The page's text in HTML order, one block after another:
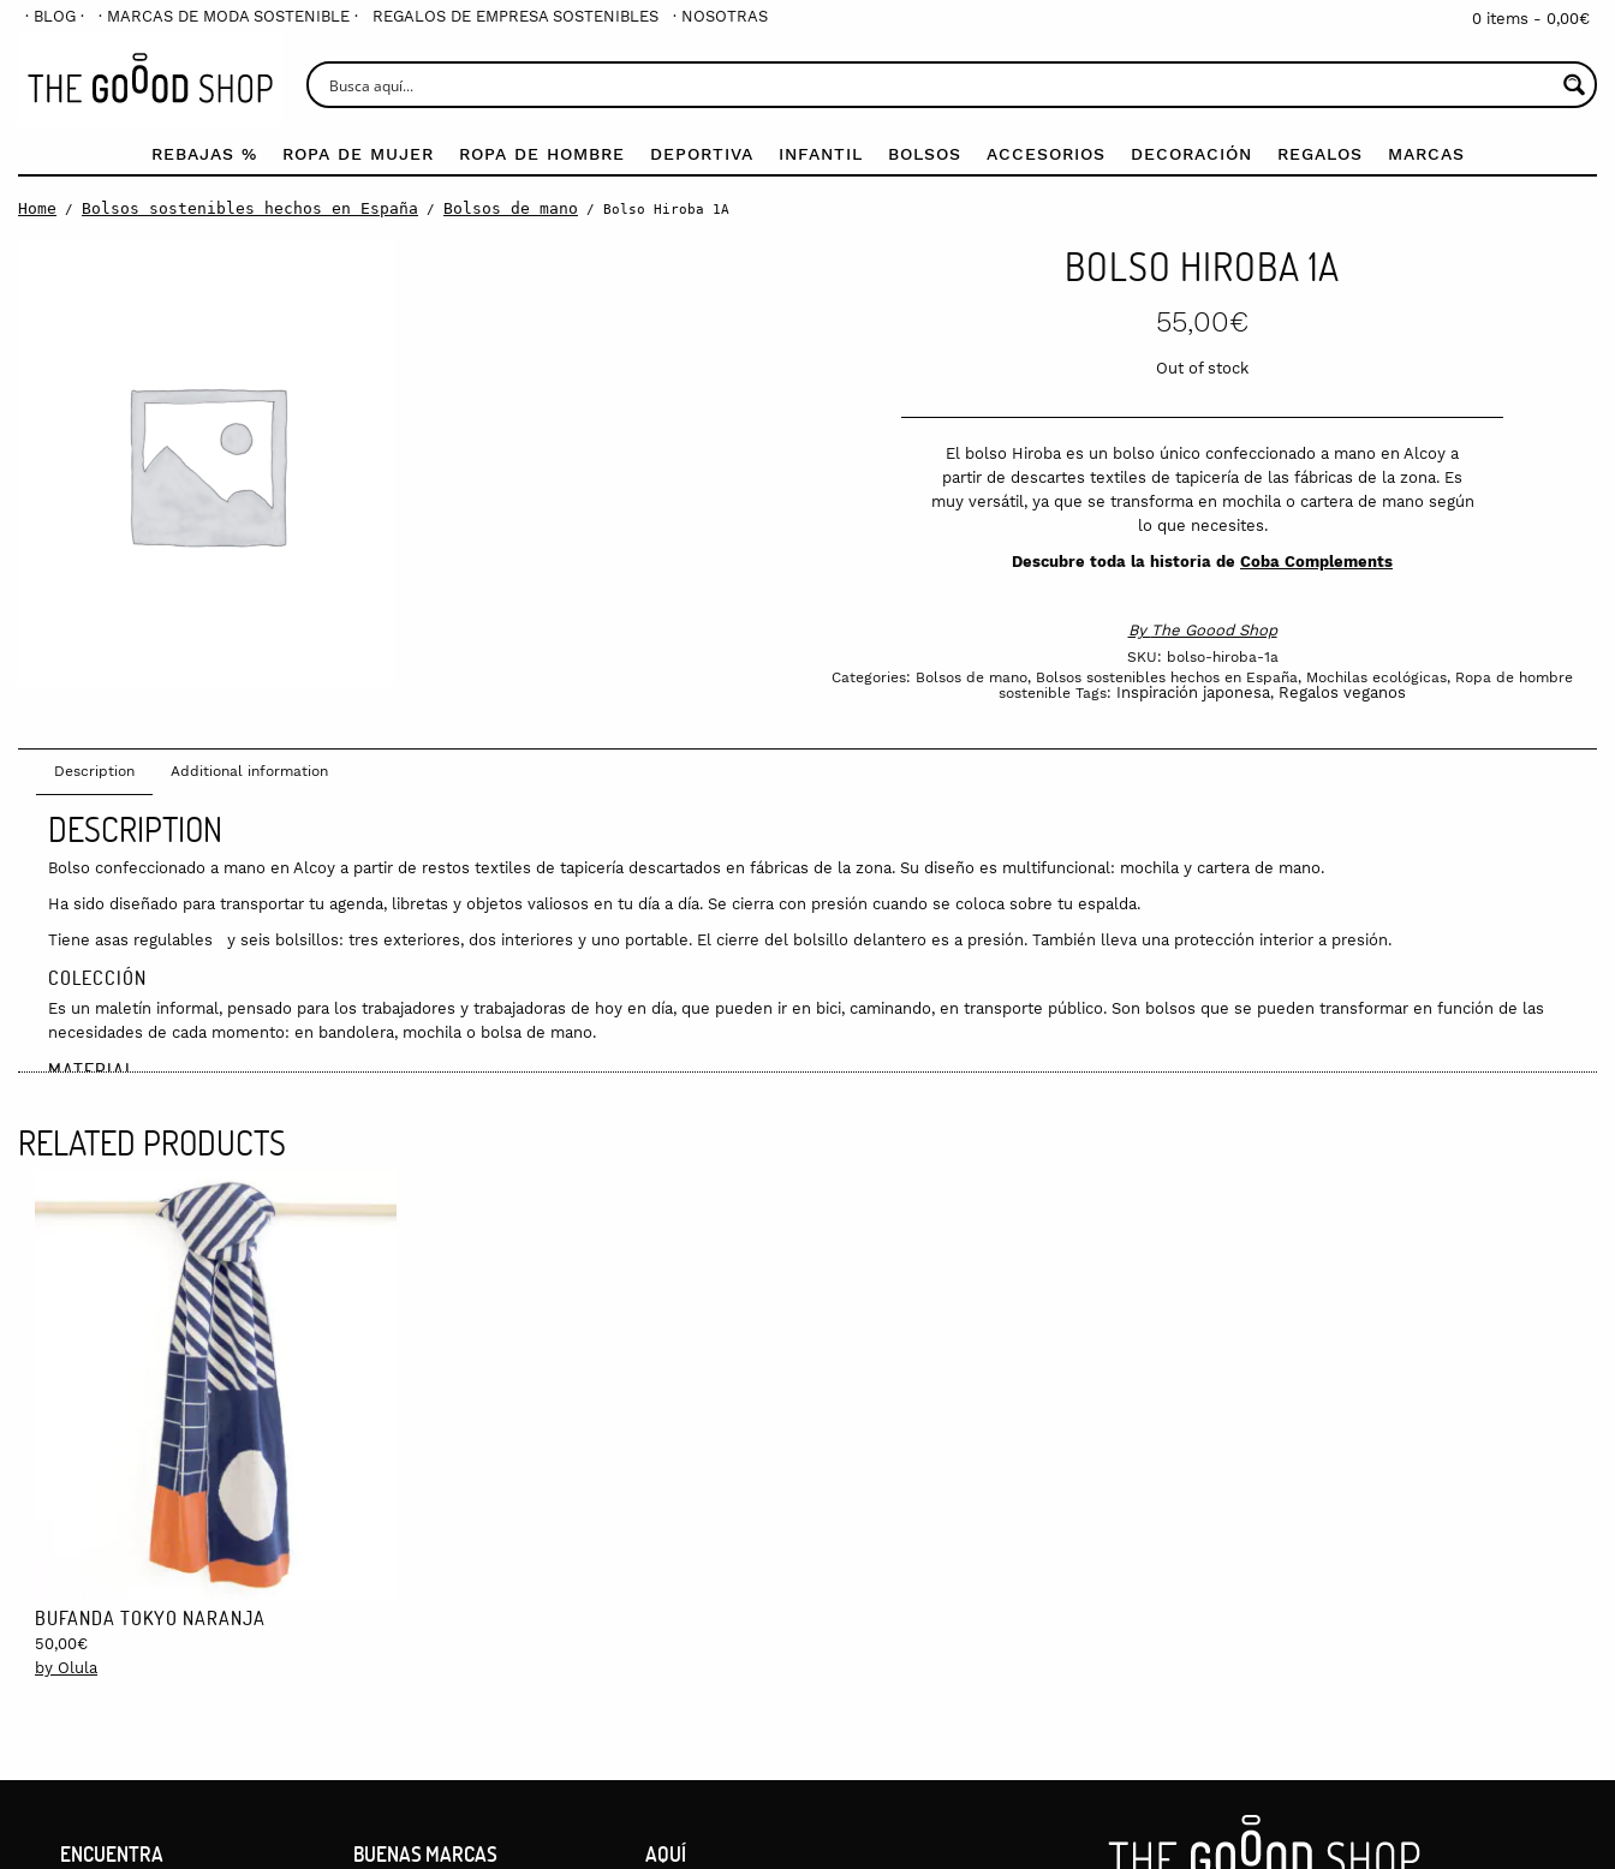
· BLOG · · MARCAS DE MODA SOSTENIBLE · REGALOS DE EMPRESA SOSTENIBLES · NOSOTRAS 0 items - 0,00€
REBAJAS % ROPA DE MUJER ROPA DE HOMBRE DEPORTIVA INFANTIL BOLSOS ACCESORIOS DECORACIÓN REGALOS MARCAS
Home / Bolsos sostenibles hechos en España / Bolsos de mano / Bolso Hiroba 1A
BOLSO HIROBA 1A
55,00€
Out of stock
El bolso Hiroba es un bolso único confeccionado a mano en Alcoy a
partir de descartes textiles de tapicería de las fábricas de la zona. Es
muy versátil, ya que se transforma en mochila o cartera de mano según
lo que necesites.
Descubre toda la historia de Coba Complements
By The Goood Shop
SKU: bolso-hiroba-1a
Categories: Bolsos de mano, Bolsos sostenibles hechos en España, Mochilas ecológicas, Ropa de hombre
sostenible Tags: Inspiración japonesa, Regalos veganos
Description Additional information
DESCRIPTION
Bolso confeccionado a mano en Alcoy a partir de restos textiles de tapicería descartados en fábricas de la zona. Su diseño es multifuncional: mochila y cartera de mano.
Ha sido diseñado para transportar tu agenda, libretas y objetos valiosos en tu día a día. Se cierra con presión cuando se coloca sobre tu espalda.
Tiene asas regulables y seis bolsillos: tres exteriores, dos interiores y uno portable. El cierre del bolsillo delantero es a presión. También lleva una protección interior a presión.
COLECCIÓN
Es un maletín informal, pensado para los trabajadores y trabajadoras de hoy en día, que pueden ir en bici, caminando, en transporte público. Son bolsos que se pueden transformar en función de las
necesidades de cada momento: en bandolera, mochila o bolsa de mano.
MATERIAL
Todas las pieles y textiles empleados son excedentes de las fábricas de Alcoy y sus alrededores. Coba Complements recupera materiales que se descartan y les da una segunda vida creando
artículos de calidad. Entre el 80% y 100% de la materia prima está comprada a 30 km de su alrededor, de esta forma potencian la economía local y ahorran emisiones.
ACABADO
Primero se cortan a mano, una a una, las piezas de textil y de piel. A continuación, se realiza una a una cada combinación, y finalmente se confeccionan en su propio taller.
Coba Complements emplea patronaje residuo 0, por lo que escala el textil para emplear el 100% de la tela. En la piel, al tener formas irregulares, van dibujando en la parte trasera para encajar todas
las piezas y aprovechar el máximo posible. Los sobrantes se guardan para futuras colecciones de joyería.
La confección se realiza con varias máquinas: de pedales, de doble arrastre o triple arrastre, en función de las necesidades.
En el modelo Forhim hay algunos elementos que se cosen a mano, debido al grosor que se crea. El cierre inferior está realizado manualmente, la colocación de los imanes, y el cosido.
DIMENSIONES
Medidas: 32x35x6cm
Peso aproximado: 200-300 gr
No recomendamos el uso de la lavadora pero la parte textil se puede lavar a mano. Para la piel, te recomendamos crema para cuero. Evita la secadora y la lejía. Por si acaso, vigila el contacto con
tejidos o superficies que contrasten mucho con color del complemento, podría desteñir o tintarse.
Si estás en la Península, el envío de la bolsa Hiroba es gratis. Si estás en Europa, te costará 20 euros y en el resto del mundo 35. Si estás en Alcoy, también puedes optar por la opción de recogida
local. Los pedidos se preparan en 24 – 48 horas laborables y se entregan entre 5 y 7 días laborables después.
RELATED PRODUCTS
BUFANDA TOKYO NARANJA
50,00€
by Olula
ENCUENTRA BUENAS MARCAS AQUÍ